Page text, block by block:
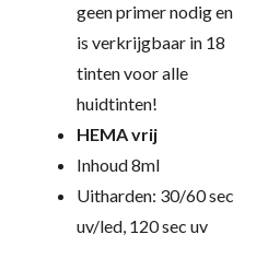
geen primer nodig en
is verkrijgbaar in 18
tinten voor alle
huidtinten!
HEMA vrij
Inhoud 8ml
Uitharden: 30/60 sec
uv/led, 120 sec uv